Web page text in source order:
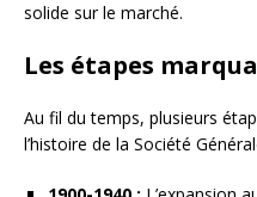
solide sur le marché.
Les étapes
Au fil du temps, plusieurs
l’histoire de la Société